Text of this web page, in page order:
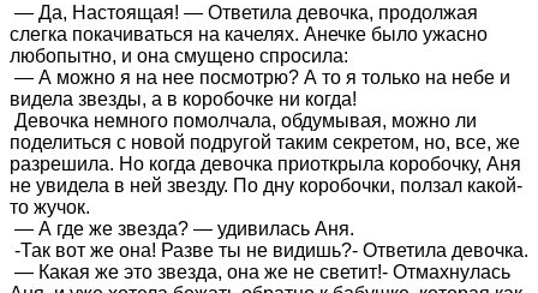
— Да, Настоящая! — Ответила девочка, продолжая
слегка покачиваться на качелях. Анечке было ужасно
любопытно, и она смущено спросила:
— А можно я на нее посмотрю? А то я только на небе и
видела звезды, а в коробочке ни когда!
Девочка немного помолчала, обдумывая, можно ли
поделиться с новой подругой таким секретом, но, все, же
разрешила. Но когда девочка приоткрыла коробочку, Аня
не увидела в ней звезду. По дну коробочки, ползал какой-
то жучок.
— А где же звезда? — удивилась Аня.
-Так вот же она! Разве ты не видишь?- Ответила девочка.
— Какая же это звезда, она же не светит!- Отмахнулась